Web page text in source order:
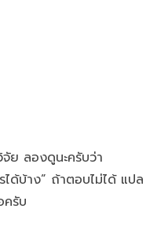
ย ลองดูนะครับว่า
ได้บ้าง” ถ้าตอบไม่ได้ แปล
ครับ